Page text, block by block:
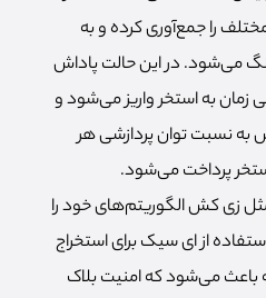
را جمع‌آوری کرده و به
می‌شود. در این حالت پاداش
به استخر واریز می‌شود و
به نسبت توان پردازشی هر
پرداخت می‌شود.
مثل زی کش الگوریتم‌های خود را
از ای سیک برای استخراج
باعث می‌شود که امنیت بلاک